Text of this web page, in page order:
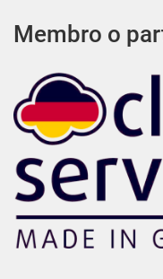
Membro o